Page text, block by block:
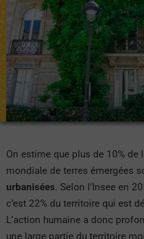
On estime que plus de 10% de
mondiale de terres émergées
urbanisées. Selon l’Insee en
c’est 22% du territoire qui est
L’action humaine a donc
une large partie du territoire